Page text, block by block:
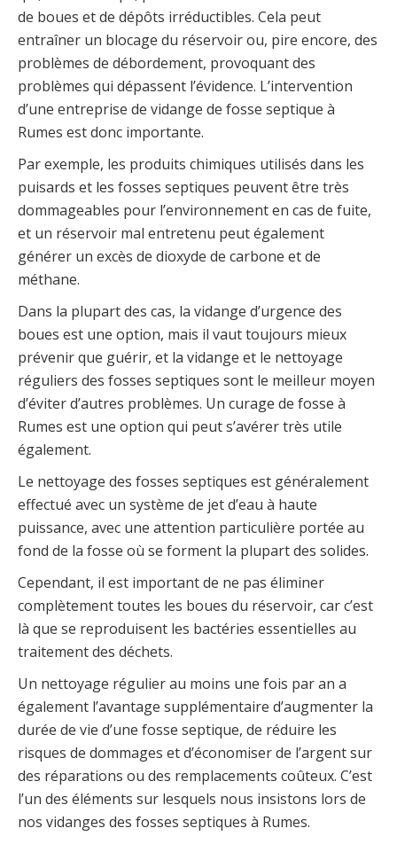
de boues et de dépôts irréductibles. Cela peut
entraîner un blocage du réservoir ou, pire encore, des
problèmes de débordement, provoquant des
problèmes qui dépassent l’évidence. L’intervention
d’une entreprise de vidange de fosse septique à
Rumes est donc importante.
Par exemple, les produits chimiques utilisés dans les
puisards et les fosses septiques peuvent être très
dommageables pour l’environnement en cas de fuite,
et un réservoir mal entretenu peut également
générer un excès de dioxyde de carbone et de
méthane.
Dans la plupart des cas, la vidange d’urgence des
boues est une option, mais il vaut toujours mieux
prévenir que guérir, et la vidange et le nettoyage
réguliers des fosses septiques sont le meilleur moyen
d’éviter d’autres problèmes. Un curage de fosse à
Rumes est une option qui peut s’avérer très utile
également.
Le nettoyage des fosses septiques est généralement
effectué avec un système de jet d’eau à haute
puissance, avec une attention particulière portée au
fond de la fosse où se forment la plupart des solides.
Cependant, il est important de ne pas éliminer
complètement toutes les boues du réservoir, car c’est
là que se reproduisent les bactéries essentielles au
traitement des déchets.
Un nettoyage régulier au moins une fois par an a
également l’avantage supplémentaire d’augmenter la
durée de vie d’une fosse septique, de réduire les
risques de dommages et d’économiser de l’argent sur
des réparations ou des remplacements coûteux. C’est
l’un des éléments sur lesquels nous insistons lors de
nos vidanges des fosses septiques à Rumes.